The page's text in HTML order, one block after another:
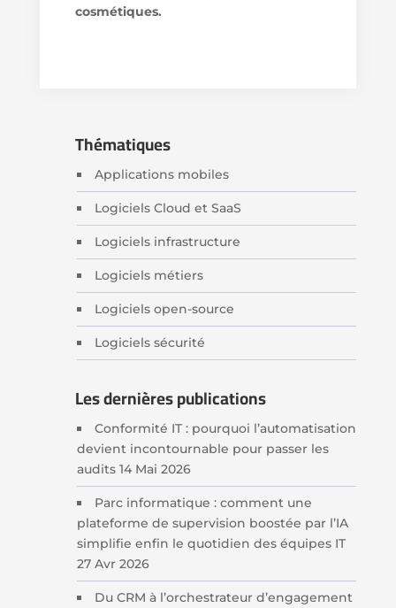
cosmétiques.
Thématiques
Applications mobiles
Logiciels Cloud et SaaS
Logiciels infrastructure
Logiciels métiers
Logiciels open-source
Logiciels sécurité
Les dernières publications
Conformité IT : pourquoi l’automatisation
devient incontournable pour passer les
audits 14 Mai 2026
Parc informatique : comment une
plateforme de supervision boostée par l’IA
simplifie enfin le quotidien des équipes IT
27 Avr 2026
Du CRM à l’orchestrateur d’engagement